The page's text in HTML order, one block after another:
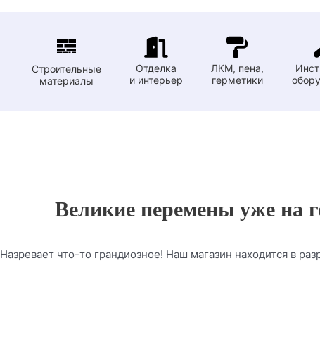
Строительные
материалы
Отделка
и интерьер
ЛКМ, пена,
герметики
Великие перемены уже на
Назревает что-то грандиозное! Наш магазин находится в